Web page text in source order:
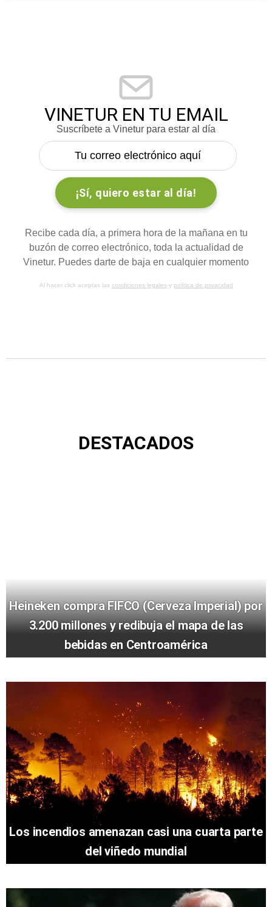
VINETUR EN TU EMAIL
Suscríbete a Vinetur para estar al día
Recibe cada día, a primera hora de la mañana en tu
buzón de correo electrónico, toda la actualidad de
Vinetur. Puedes darte de baja en cualquier momento
Al hacer click aceptas las condiciones legalesy política de privacidad
DESTACADOS
Heineken compra FIFCO (Cerveza Imperial) por
3.200 millones y redibuja el mapa de las
bebidas en Centroamérica
Los incendios amenazan casi una cuarta parte
del viñedo mundial